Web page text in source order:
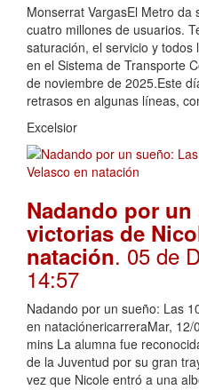
Monserrat VargasEl Metro
cuatro millones de usuarios.
saturación, el servicio y
en el Sistema de Transporte
de noviembre de 2025.Este
retrasos en algunas líneas,
Excelsior
Nadando por
victorias de
natación. 05 de
14:57
Nadando por un sueño: Las
en nataciónericarreraMar,
mins La alumna fue
de la Juventud por su gran
vez que Nicole entró a una